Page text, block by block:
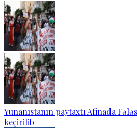
Yunanıstanın paytaxtı Afinada
keçirilib